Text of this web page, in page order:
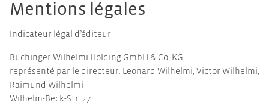
Mentions légales
Indicateur légal d’éditeur
Buchinger Wilhelmi Holding GmbH & Co. KG
représenté par le directeur: Leonard Wilhelmi, Victor Wilhelmi,
Raimund Wilhelmi
Wilhelm-Beck-Str. 27